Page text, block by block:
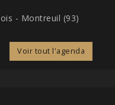
- Montreuil (93)
Voir tout l'agenda